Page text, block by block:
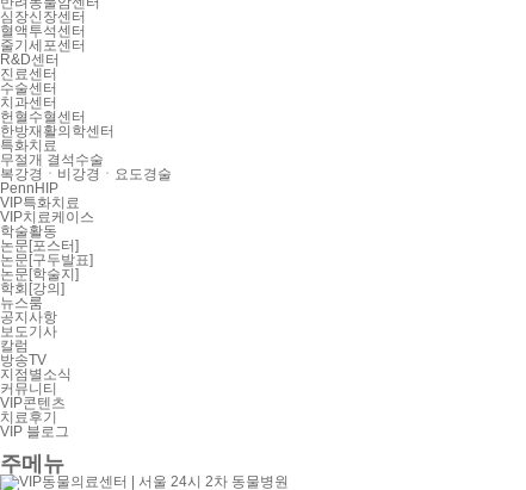
심장신장센터
혈액투석센터
줄기세포센터
R&D센터
진료센터
수술센터
치과센터
헌혈수혈센터
한방재활의학센터
특화치료
무절개 결석수술
복강경ㆍ비강경ㆍ요도경술
PennHIP
VIP특화치료
VIP치료케이스
학술활동
논문[포스터]
논문[구두발표]
논문[학술지]
학회[강의]
뉴스룸
공지사항
보도기사
칼럼
방송TV
지점별소식
커뮤니티
VIP콘텐츠
치료후기
VIP 블로그
주메뉴